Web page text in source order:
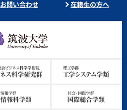
お問い合わせ 在籍生の方へ